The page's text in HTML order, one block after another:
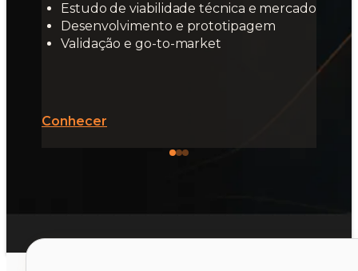
Estudo de viabilidade técnica e mercado
Desenvolvimento e prototipagem
Validação e go-to-market
Conhecer